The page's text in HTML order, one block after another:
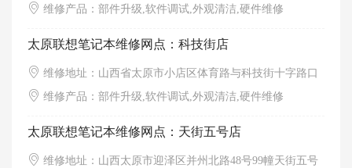
维修产品：部件升级,软件调试,外观清洁,硬件维修
太原联想笔记本维修网点：科技街店
维修地址：山西省太原市小店区体育路与科技街十字路口
维修产品：部件升级,软件调试,外观清洁,硬件维修
太原联想笔记本维修网点：天街五号店
维修地址：山西太原市迎泽区并州北路48号99幢天街五号